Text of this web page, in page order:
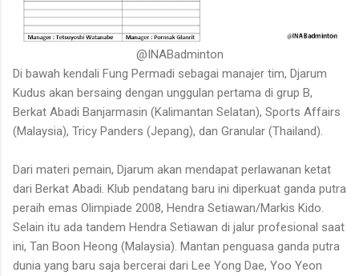
@INABadminton
Di bawah kendali Fung Permadi sebagai manajer tim, Djarum
Kudus akan bersaing dengan unggulan pertama di grup B,
Berkat Abadi Banjarmasin (Kalimantan Selatan), Sports Affairs
(Malaysia), Tricy Panders (Jepang), dan Granular (Thailand).
Dari materi pemain, Djarum akan mendapat perlawanan ketat
dari Berkat Abadi. Klub pendatang baru ini diperkuat ganda putra
peraih emas Olimpiade 2008, Hendra Setiawan/Markis Kido.
Selain itu ada tandem Hendra Setiawan di jalur profesional saat
ini, Tan Boon Heong (Malaysia). Mantan penguasa ganda putra
dunia yang baru saja bercerai dari Lee Yong Dae, Yoo Yeon